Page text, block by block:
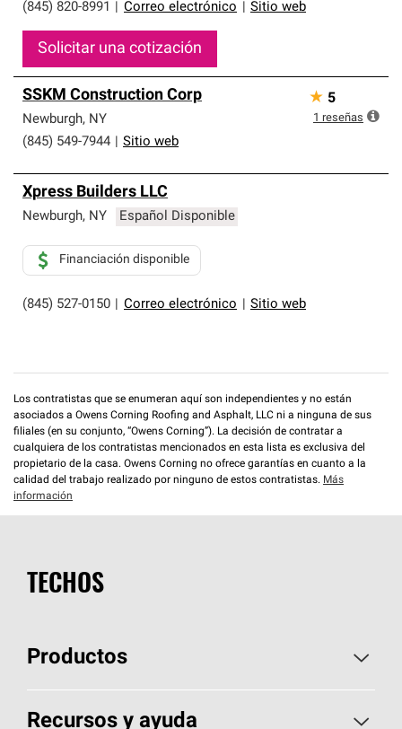
(845) 820-8991
Correo electrónico Sitio web
Solicitar una cotización
SSKM Construction Corp
Newburgh, NY
(845) 549-7944
Sitio web
★ 5
1 reseñas
Xpress Builders LLC
Newburgh, NY Español Disponible
(845) 527-0150 Correo electrónico Sitio web
Financiación disponible
Los contratistas que se enumeran aquí son independientes y no están
asociados a Owens Corning Roofing and Asphalt, LLC ni a ninguna de sus
filiales (en su conjunto, “Owens Corning”). La decisión de contratar a
cualquiera de los contratistas mencionados en esta lista es exclusiva del
propietario de la casa. Owens Corning no ofrece garantías en cuanto a la
calidad del trabajo realizado por ninguno de estos contratistas. Más
información
TECHOS
Productos
Elija sus tejas
Recursos y ayuda